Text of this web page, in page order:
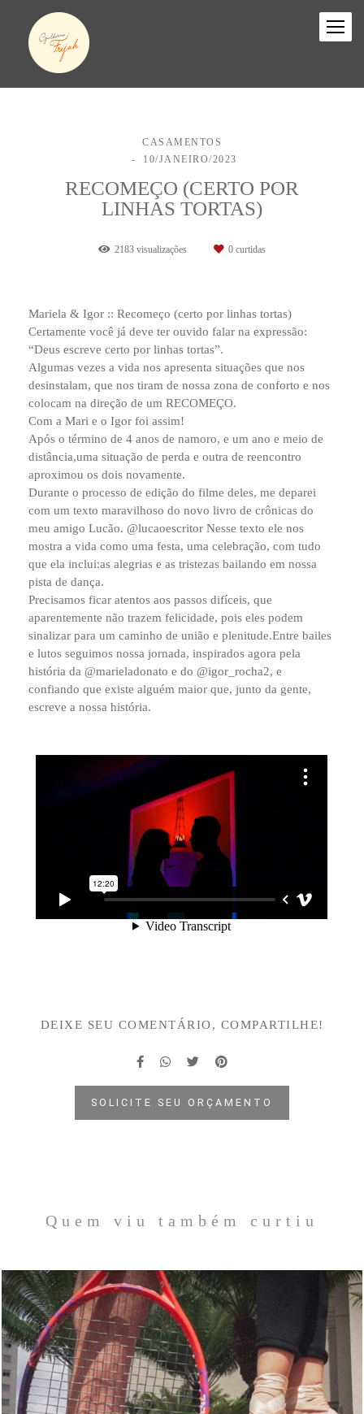
CASAMENTOS
10/JANEIRO/2023
RECOMEÇO (CERTO POR
LINHAS TORTAS)
2183 visualizações 0 curtidas
Mariela & Igor :: Recomeço (certo por linhas tortas)
Certamente você já deve ter ouvido falar na expressão:
“Deus escreve certo por linhas tortas”.
Algumas vezes a vida nos apresenta situações que nos
desinstalam, que nos tiram de nossa zona de conforto e nos
colocam na direção de um RECOMEÇO.
Com a Mari e o Igor foi assim!
Após o término de 4 anos de namoro, e um ano e meio de
distância,uma situação de perda e outra de reencontro
aproximou os dois novamente.
Durante o processo de edição do filme deles, me deparei
com um texto maravilhoso do novo livro de crônicas do
meu amigo Lucão. @lucaoescritor Nesse texto ele nos
mostra a vida como uma festa, uma celebração, com tudo
que ela inclui:as alegrias e as tristezas bailando em nossa
pista de dança.
Precisamos ficar atentos aos passos difíceis, que
aparentemente não trazem felicidade, pois eles podem
sinalizar para um caminho de união e plenitude.Entre bailes
e lutos seguimos nossa jornada, inspirados agora pela
história da @marieladonato e do @igor_rocha2, e
confiando que existe alguém maior que, junto da gente,
escreve a nossa história.
DEIXE SEU COMENTÁRIO, COMPARTILHE!
SOLICITE SEU ORÇAMENTO
Quem viu também curtiu